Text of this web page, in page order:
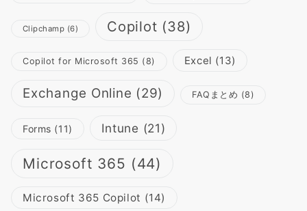
Clipchamp (6) Copilot (38)
Copilot for Microsoft 365 (8) Excel (13)
Exchange Online (29) FAQまとめ (8)
Forms (11) Intune (21)
Microsoft 365 (44)
Microsoft 365 Copilot (14)